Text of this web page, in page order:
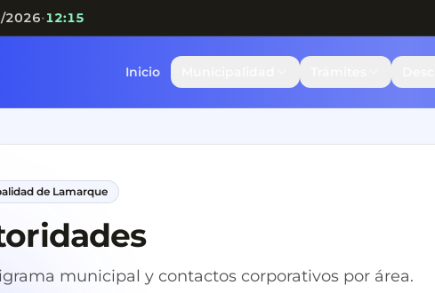
2026•12:15
Inicio
de Lamarque
municipal y contactos corporativos por área.